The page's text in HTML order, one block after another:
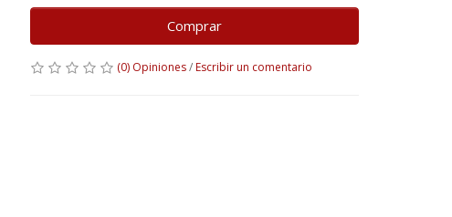
Comprar
(0) Opiniones/ Escribir un comentario